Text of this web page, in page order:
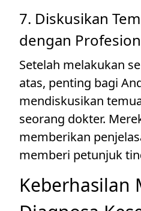
7. Diskusikan
dengan
Setelah melakukan
atas, penting bagi
mendiskusikan
seorang dokter.
memberikan
memberi petunjuk
Keberhasilan